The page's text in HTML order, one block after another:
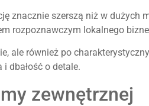
znacznie szerszą niż w dużych
rozpoznawczym lokalnego
ale również po
dbałość o detale.
zewnętrznej